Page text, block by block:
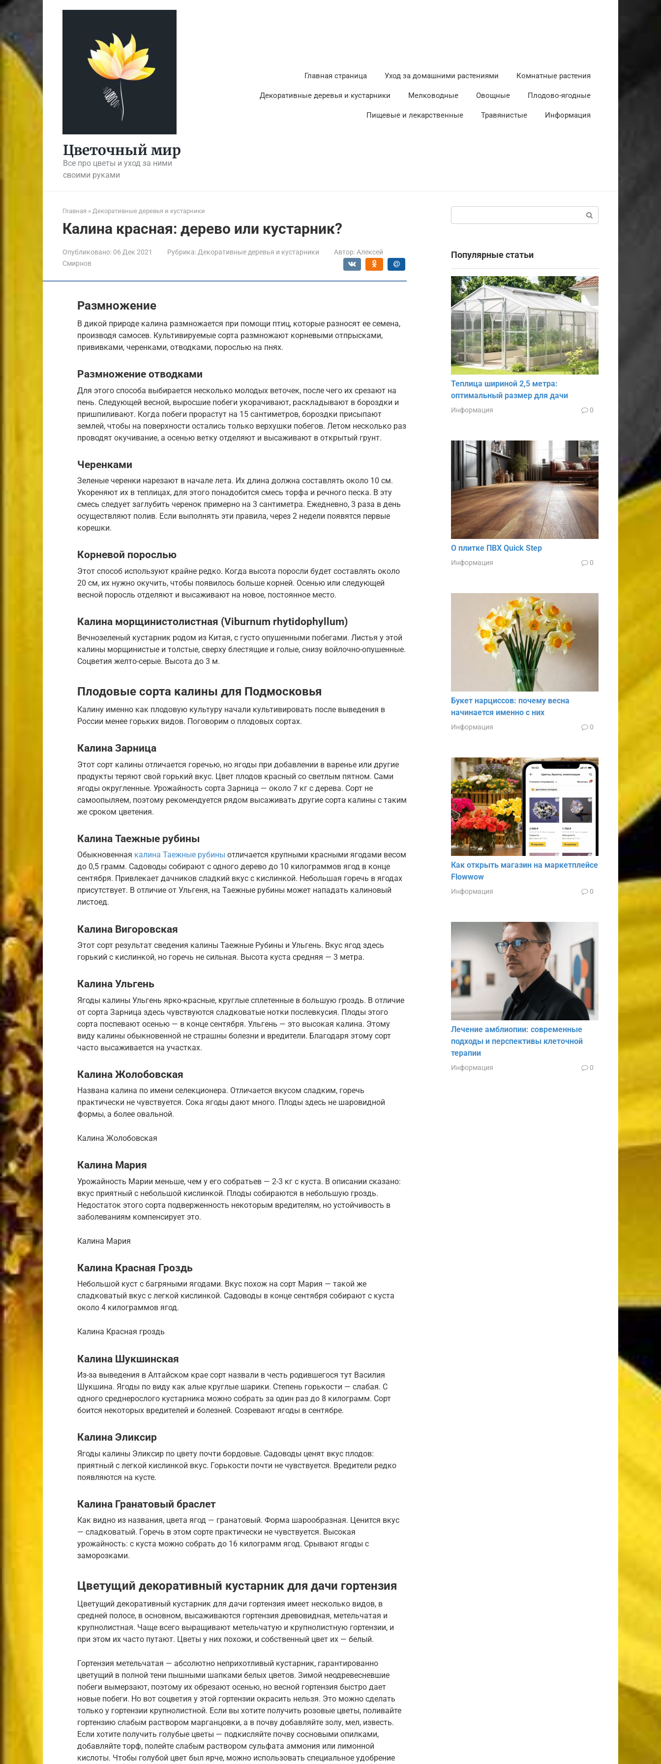
Перейти
Цветочный мир
Все про цветы и уход за ними
своими руками
Главная страница Уход за домашними растениями Комнатные растения
Декоративные деревья и кустарники Мелководные Овощные Плодово-ягодные
Пищевые и лекарственные Травянистые Информация
Главная » Декоративные деревья и кустарники
Калина красная: дерево или кустарник?
Опубликовано: 06 Дек 2021 Рубрика: Декоративные деревья и кустарники Автор: Алексей
Смирнов
Размножение
В дикой природе калина размножается при помощи птиц, которые разносят ее семена,
производя самосев. Культивируемые сорта размножают корневыми отпрысками,
прививками, черенками, отводками, порослью на пнях.
Размножение отводками
Для этого способа выбирается несколько молодых веточек, после чего их срезают на
пень. Следующей весной, выросшие побеги укорачивают, раскладывают в бороздки и
пришпиливают. Когда побеги прорастут на 15 сантиметров, бороздки присыпают
землей, чтобы на поверхности остались только верхушки побегов. Летом несколько раз
проводят окучивание, а осенью ветку отделяют и высаживают в открытый грунт.
Черенками
Зеленые черенки нарезают в начале лета. Их длина должна составлять около 10 см.
Укореняют их в теплицах, для этого понадобится смесь торфа и речного песка. В эту
смесь следует заглубить черенок примерно на 3 сантиметра. Ежедневно, 3 раза в день
осуществляют полив. Если выполнять эти правила, через 2 недели появятся первые
корешки.
Корневой порослью
Этот способ используют крайне редко. Когда высота поросли будет составлять около
20 см, их нужно окучить, чтобы появилось больше корней. Осенью или следующей
весной поросль отделяют и высаживают на новое, постоянное место.
Калина морщинистолистная (Viburnum rhytidophyllum)
Вечнозеленый кустарник родом из Китая, с густо опушенными побегами. Листья у этой
калины морщинистые и толстые, сверху блестящие и голые, снизу войлочно-опушенные.
Соцветия желто-серые. Высота до 3 м.
Плодовые сорта калины для Подмосковья
Калину именно как плодовую культуру начали культивировать после выведения в
России менее горьких видов. Поговорим о плодовых сортах.
Калина Зарница
Этот сорт калины отличается горечью, но ягоды при добавлении в варенье или другие
продукты теряют свой горький вкус. Цвет плодов красный со светлым пятном. Сами
ягоды округленные. Урожайность сорта Зарница — около 7 кг с дерева. Сорт не
самоопыляем, поэтому рекомендуется рядом высаживать другие сорта калины с таким
же сроком цветения.
Калина Таежные рубины
Обыкновенная калина Таежные рубины отличается крупными красными ягодами весом
до 0,5 грамм. Садоводы собирают с одного дерево до 10 килограммов ягод в конце
сентября. Привлекает дачников сладкий вкус с кислинкой. Небольшая горечь в ягодах
присутствует. В отличие от Ульгеня, на Таежные рубины может нападать калиновый
листоед.
Калина Вигоровская
Этот сорт результат сведения калины Таежные Рубины и Ульгень. Вкус ягод здесь
горький с кислинкой, но горечь не сильная. Высота куста средняя — 3 метра.
Калина Ульгень
Ягоды калины Ульгень ярко-красные, круглые сплетенные в большую гроздь. В отличие
от сорта Зарница здесь чувствуются сладковатые нотки послевкусия. Плоды этого
сорта поспевают осенью — в конце сентября. Ульгень — это высокая калина. Этому
виду калины обыкновенной не страшны болезни и вредители. Благодаря этому сорт
часто высаживается на участках.
Калина Жолобовская
Названа калина по имени селекционера. Отличается вкусом сладким, горечь
практически не чувствуется. Сока ягоды дают много. Плоды здесь не шаровидной
формы, а более овальной.
Калина Жолобовская
Калина Мария
Урожайность Марии меньше, чем у его собратьев — 2-3 кг с куста. В описании сказано:
вкус приятный с небольшой кислинкой. Плоды собираются в небольшую гроздь.
Недостаток этого сорта подверженность некоторым вредителям, но устойчивость в
заболеваниям компенсирует это.
Калина Мария
Калина Красная Гроздь
Небольшой куст с багряными ягодами. Вкус похож на сорт Мария — такой же
сладковатый вкус с легкой кислинкой. Садоводы в конце сентября собирают с куста
около 4 килограммов ягод.
Калина Красная гроздь
Калина Шукшинская
Из-за выведения в Алтайском крае сорт назвали в честь родившегося тут Василия
Шукшина. Ягоды по виду как алые круглые шарики. Степень горькости — слабая. С
одного среднерослого кустарника можно собрать за один раз до 8 килограмм. Сорт
боится некоторых вредителей и болезней. Созревают ягоды в сентябре.
Калина Эликсир
Ягоды калины Эликсир по цвету почти бордовые. Садоводы ценят вкус плодов:
приятный с легкой кислинкой вкус. Горькости почти не чувствуется. Вредители редко
появляются на кусте.
Калина Гранатовый браслет
Как видно из названия, цвета ягод — гранатовый. Форма шарообразная. Ценится вкус
— сладковатый. Горечь в этом сорте практически не чувствуется. Высокая
урожайность: с куста можно собрать до 16 килограмм ягод. Срывают ягоды с
заморозками.
Цветущий декоративный кустарник для дачи гортензия
Цветущий декоративный кустарник для дачи гортензия имеет несколько видов, в
средней полосе, в основном, высаживаются гортензия древовидная, метельчатая и
крупнолистная. Чаще всего выращивают метельчатую и крупнолистную гортензии, и
при этом их часто путают. Цветы у них похожи, и собственный цвет их — белый.
Гортензия метельчатая — абсолютно неприхотливый кустарник, гарантированно
цветущий в полной тени пышными шапками белых цветов. Зимой неодревесневшие
побеги вымерзают, поэтому их обрезают осенью, но весной гортензия быстро дает
новые побеги. Но вот соцветия у этой гортензии окрасить нельзя. Это можно сделать
только у гортензии крупнолистной. Если вы хотите получить розовые цветы, поливайте
гортензию слабым раствором марганцовки, а в почву добавляйте золу, мел, известь.
Если хотите получить голубые цветы — подкисляйте почву сосновыми опилками,
добавляйте торф, полейте слабым раствором сульфата аммония или лимонной
кислоты. Чтобы голубой цвет был ярче, можно использовать специальное удобрение
Популярные статьи
Теплица шириной 2,5 метра:
оптимальный размер для дачи
Информация 0
О плитке ПВХ Quick Step
Информация 0
Букет нарциссов: почему весна
начинается именно с них
Информация 0
Как открыть магазин на маркетплейсе
Flowwow
Информация 0
Лечение амблиопии: современные
подходы и перспективы клеточной
терапии
Информация 0